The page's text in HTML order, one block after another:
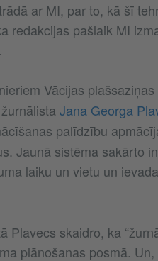
ar MI, par to, kā šī
redakcijas pašlaik MI
Vācijas
Jana Georga
palīdzību
Jaunā sistēma sakārto
laiku un vietu un
Plavecs skaidro, ka
plānošanas posmā.